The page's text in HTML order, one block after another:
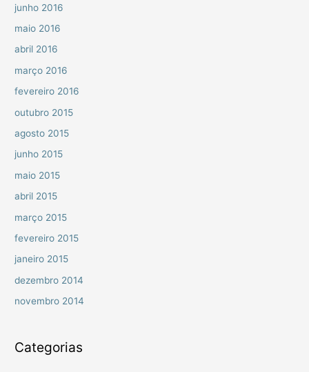
junho 2016
maio 2016
abril 2016
março 2016
fevereiro 2016
outubro 2015
agosto 2015
junho 2015
maio 2015
abril 2015
março 2015
fevereiro 2015
janeiro 2015
dezembro 2014
novembro 2014
Categorias